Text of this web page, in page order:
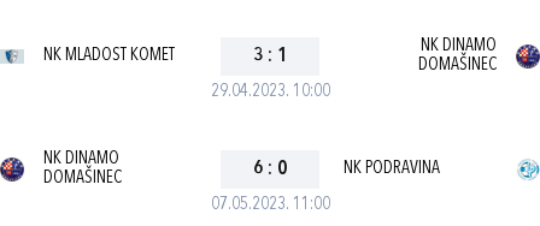
29.04.2023. 10:00
NK MLADOST KOMET 3 : 1
NK DINAMO
DOMAŠINEC
07.05.2023. 11:00
NK DINAMO
DOMAŠINEC
6 : 0 NK PODRAVINA